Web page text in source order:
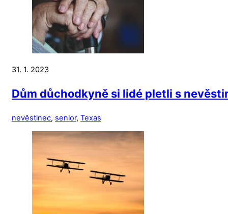
31. 1. 2023
Dům důchodkyně si lidé pletli s
nevěstinec, senior, Texas